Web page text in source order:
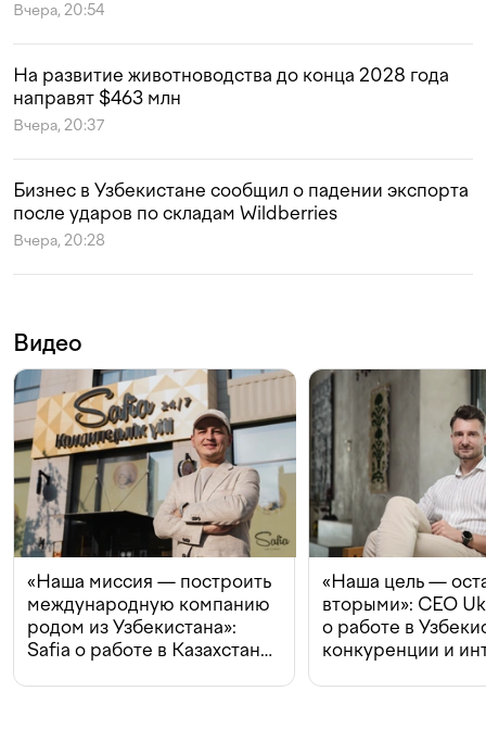
Вчера, 20:54
На развитие животноводства до конца 2028 года
направят $463 млн
Вчера, 20:37
Бизнес в Узбекистане сообщил о падении экспорта
после ударов по складам Wildberries
Вчера, 20:28
Видео
«Наша миссия — построить
международную компанию
родом из Узбекистана»:
Safia о работе в Казахстане,
«Наша цель —
вторыми»: CEO
о работе в
конкуренции и